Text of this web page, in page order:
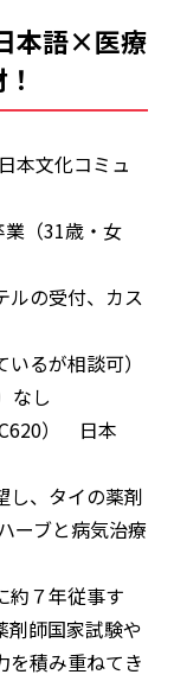
本語×医療
日本文化コミュ
（31歳・女
の受付、 カス
るが相談可）
なし
） 日本
、 タイの薬剤
ーブと病気治療
約７年従事す
剤師国家試験や
を積み重ねてき